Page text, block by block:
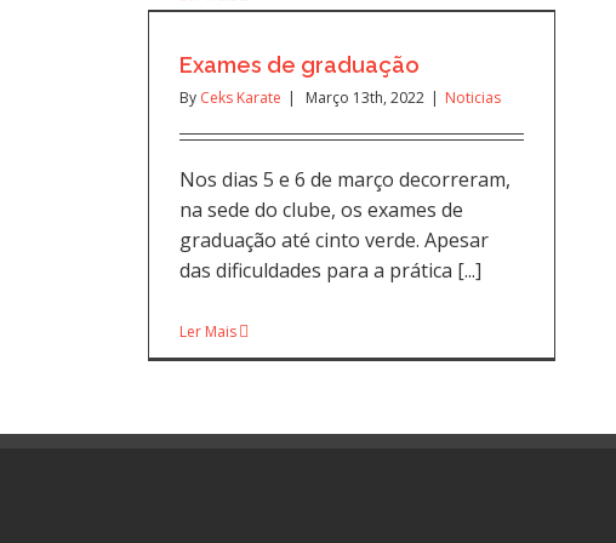
Exames de graduação
By Ceks Karate | Março 13th, 2022 | Noticias
Nos dias 5 e 6 de março decorreram,
na sede do clube, os exames de
graduação até cinto verde. Apesar
das dificuldades para a prática [...]
Ler Mais